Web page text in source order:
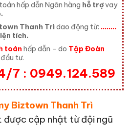
hấp dẫn Ngân hàng hỗ trợvay
.
Thanh Trìdao động từ: ……..
tích.
toán hấp dẫn – do Tập Đoàn
tư.
7 : 0949.124.589
Biztown Thanh Trì
được cập nhật từ đội ngũ